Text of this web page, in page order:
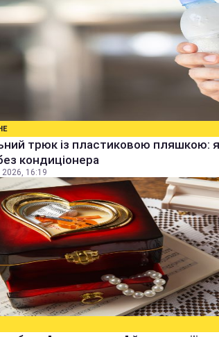
трюк із пластиковою пляшкою:
кондиціонера
2026, 16:19